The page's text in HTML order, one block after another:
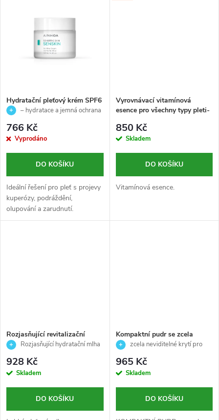
Hydratační pleťový krém SPF6
pro citlivou a velmi citlivou
– hydratace a jemná ochrana
766 Kč
Vyprodáno
DO KOŠÍKU
Ideální řešení pro pleť s projevy
kuperózy, podráždění,
olupování a zarudnutí.
Vyrovnávací vitamínová
esence pro všechny typy pleti-
- 200 ml
850 Kč
Skladem
DO KOŠÍKU
Vitamínová esence.
Rozjasňující revitalizační
pleťová mlha -okamžitá
sjednocení tónu pleti -
Timexpert Radiance C+ -
Rozjasňující hydratační mlha
928 Kč
Skladem
DO KOŠÍKU
Kompaktní pudr se zcela
neviditelným krytím-Skincare -
zcela neviditelné krytí pro
965 Kč
Skladem
DO KOŠÍKU